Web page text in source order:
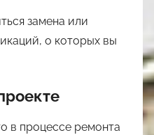
замена или
о которых вы
в процессе ремонта